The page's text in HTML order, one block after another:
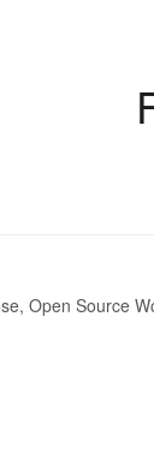
Open Source